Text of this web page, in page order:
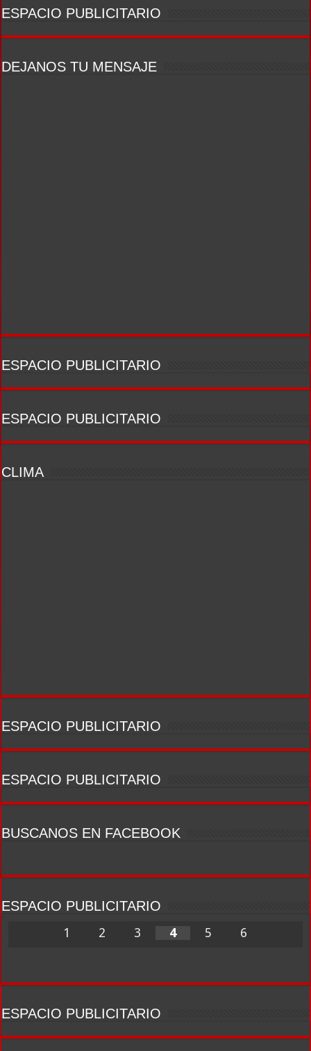
ESPACIO PUBLICITARIO
DEJANOS TU MENSAJE
ESPACIO PUBLICITARIO
ESPACIO PUBLICITARIO
CLIMA
ESPACIO PUBLICITARIO
ESPACIO PUBLICITARIO
BUSCANOS EN FACEBOOK
ESPACIO PUBLICITARIO
1 2 3 4 5 6
ESPACIO PUBLICITARIO